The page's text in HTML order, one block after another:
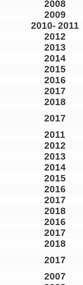
2008
2009
2010- 2011
2012
2013
2014
2015
2016
2017
2018
2017
2011
2012
2013
2014
2015
2016
2017
2018
2016
2017
2018
2017
2007